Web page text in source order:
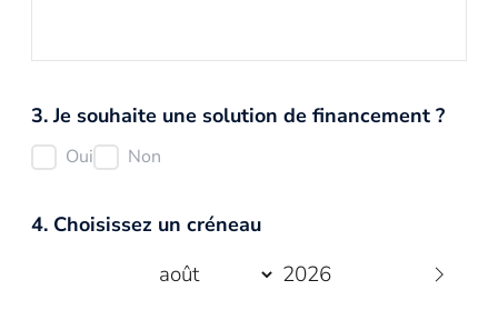
3. Je souhaite une solution de financement ?
Oui Non
4. Choisissez un créneau